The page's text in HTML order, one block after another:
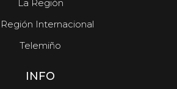
La Región
Región Internacional
Telemiño
INFO